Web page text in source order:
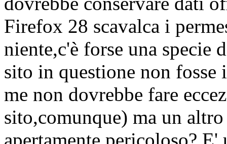
Firefox 28 scavalca i
niente,c'è forse una
sito in questione non fosse
me non dovrebbe fare
sito,comunque) ma un
apertamente pericoloso?